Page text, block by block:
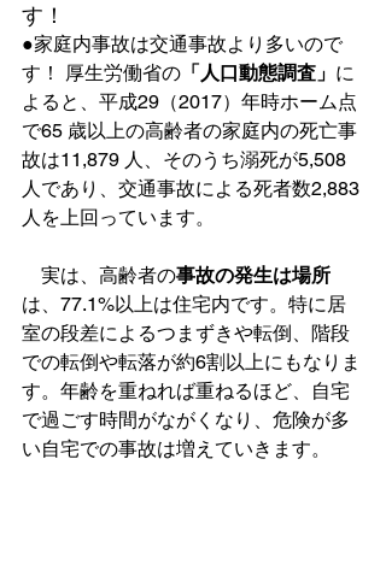
す！
●家庭内事故は交通事故より多いので
す！ 厚生労働省の 「人口動態調査」 に
よると、平成29（2017）年時ホーム点
で65 歳以上の高齢者の家庭内の死亡事
故は11,879 人、そのうち溺死が5,508
人であり、交通事故による死者数2,883
人を上回っています。
実は、高齢者の事故の発生は場所
は、77.1%以上は住宅内です。特に居
室の段差によるつまずきや転倒、階段
での転倒や転落が約6割以上にもなりま
す。年齢を重ねれば重ねるほど、自宅
で過ごす時間がながくなり、危険が多
い自宅での事故は増えていきます。